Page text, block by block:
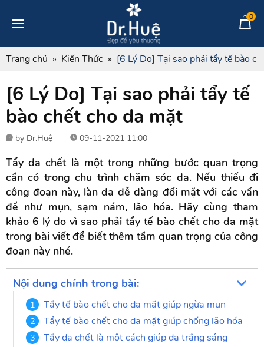
0
Trang chủ Kiến Thức [6 Lý Do] Tại sao phải tẩy tế bào
[6 Lý Do] Tại sao phải tẩy tế
bào chết cho da mặt
by Dr.Huệ 09-11-2021 11:00
Tẩy da chết là một trong những bước quan trọng
cần có trong chu trình chăm sóc da. Nếu thiếu đi
công đoạn này, làn da dễ dàng đối mặt với các vấn
đề như mụn, sạm nám, lão hóa. Hãy cùng tham
khảo 6 lý do vì sao phải tẩy tế bào chết cho da mặt
trong bài viết để biết thêm tầm quan trọng của công
đoạn này nhé.
Nội dung chính trong bài:
Tẩy tế bào chết cho da mặt giúp ngừa mụn
Tẩy tế bào chết cho da mặt giúp chống lão hóa
Tẩy da chết là một cách giúp da trắng sáng